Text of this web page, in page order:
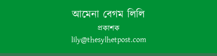
বোদায় বিস্কুটের প্রলোভনে দুই শিশুকে
ধর্ষণের অভিযোগ, গ্রেপ্তার ১
আমেনা বেগম লিলি
প্রকাশক
lily@thesylhetpost.com